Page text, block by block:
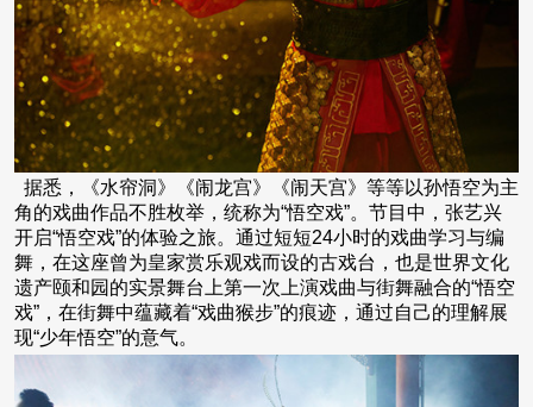
据悉，《水帘洞》《闹龙宫》《闹天宫》等等以孙悟空为主
角的戏曲作品不胜枚举，统称为“悟空戏”。节目中，张艺兴
开启“悟空戏”的体验之旅。通过短短24小时的戏曲学习与编
舞，在这座曾为皇家赏乐观戏而设的古戏台，也是世界文化
遗产颐和园的实景舞台上第一次上演戏曲与街舞融合的“悟空
戏”，在街舞中蕴藏着“戏曲猴步”的痕迹，通过自己的理解展
现“少年悟空”的意气。